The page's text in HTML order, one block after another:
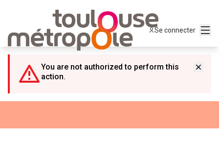
Se connecter
You are not authorized to perform this
action.